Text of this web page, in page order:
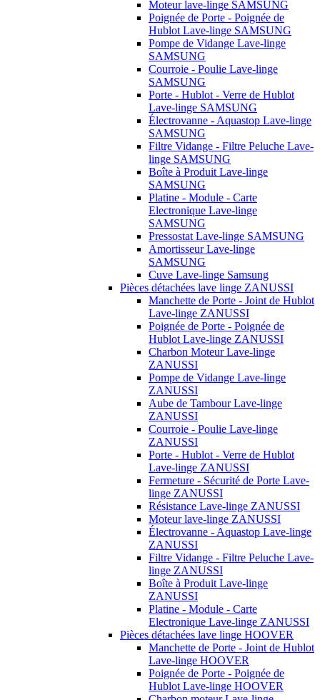
Moteur lave-linge SAMSUNG
Poignée de Porte - Poignée de
Hublot Lave-linge SAMSUNG
Pompe de Vidange Lave-linge
SAMSUNG
Courroie - Poulie Lave-linge
SAMSUNG
Porte - Hublot - Verre de Hublot
Lave-linge SAMSUNG
Électrovanne - Aquastop Lave-linge
SAMSUNG
Filtre Vidange - Filtre Peluche Lave-
linge SAMSUNG
Boîte à Produit Lave-linge
SAMSUNG
Platine - Module - Carte
Electronique Lave-linge
SAMSUNG
Pressostat Lave-linge SAMSUNG
Amortisseur Lave-linge
SAMSUNG
Cuve Lave-linge Samsung
Pièces détachées lave linge ZANUSSI
Manchette de Porte - Joint de Hublot
Lave-linge ZANUSSI
Poignée de Porte - Poignée de
Hublot Lave-linge ZANUSSI
Charbon Moteur Lave-linge
ZANUSSI
Pompe de Vidange Lave-linge
ZANUSSI
Aube de Tambour Lave-linge
ZANUSSI
Courroie - Poulie Lave-linge
ZANUSSI
Porte - Hublot - Verre de Hublot
Lave-linge ZANUSSI
Fermeture - Sécurité de Porte Lave-
linge ZANUSSI
Résistance Lave-linge ZANUSSI
Moteur lave-linge ZANUSSI
Électrovanne - Aquastop Lave-linge
ZANUSSI
Filtre Vidange - Filtre Peluche Lave-
linge ZANUSSI
Boîte à Produit Lave-linge
ZANUSSI
Platine - Module - Carte
Electronique Lave-linge ZANUSSI
Pièces détachées lave linge HOOVER
Manchette de Porte - Joint de Hublot
Lave-linge HOOVER
Poignée de Porte - Poignée de
Hublot Lave-linge HOOVER